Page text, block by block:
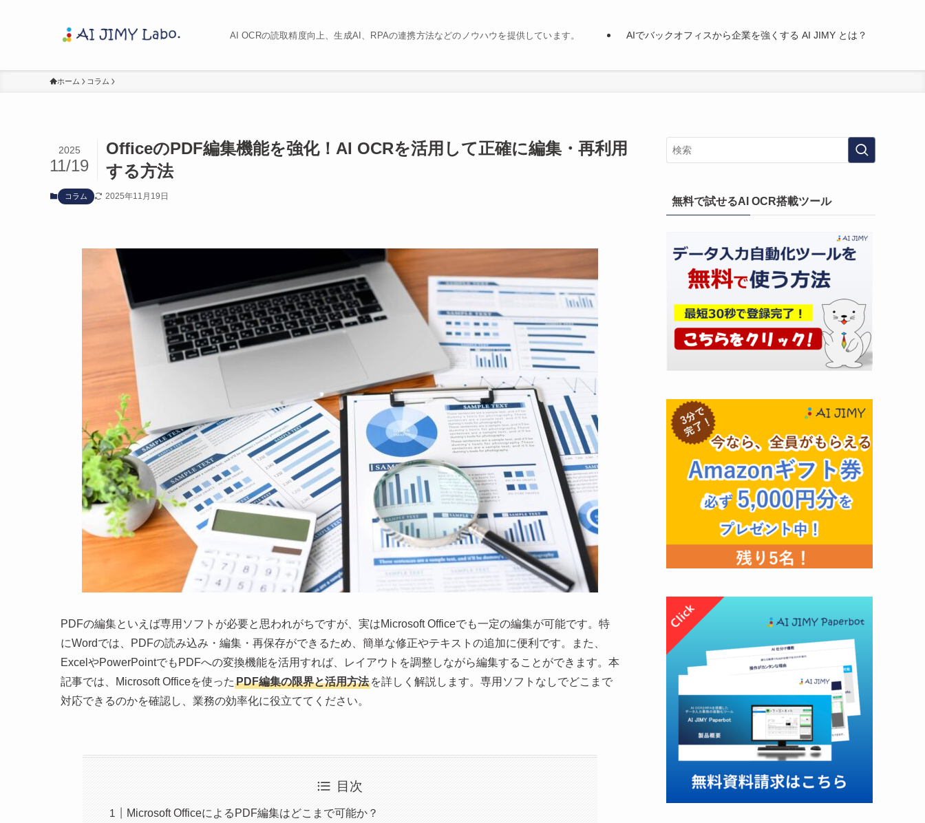
AI OCRの読取精度向上、生成AI、RPAの連携方法などのノウハウを提供しています。 AIでバックオフィスから企業を強くする AI JIMY とは？
ホーム コラム
OfficeのPDF編集機能を強化！AI OCRを活用して正確に編集・再利用
する方法
2025
11/19
コラム 2025年11月19日
PDFの編集といえば専用ソフトが必要と思われがちですが、実はMicrosoft Officeでも一定の編集が可能です。特
にWordでは、PDFの読み込み・編集・再保存ができるため、簡単な修正やテキストの追加に便利です。また、
ExcelやPowerPointでもPDFへの変換機能を活用すれば、レイアウトを調整しながら編集することができます。本
記事では、Microsoft Officeを使った PDF編集の限界と活用方法 を詳しく解説します。専用ソフトなしでどこまで
対応できるのかを確認し、業務の効率化に役立ててください。
目次
Microsoft OfficeによるPDF編集はどこまで可能か？
無料で試せるAI OCR搭載ツール